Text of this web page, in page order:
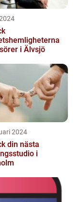
i Älvsjö
2024
din nästa
i